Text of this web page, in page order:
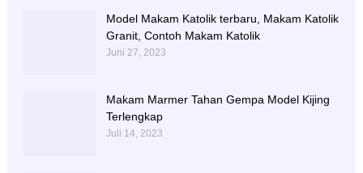
Model Makam Katolik terbaru, Makam Katolik
Granit, Contoh Makam Katolik
Juni 27, 2023
Makam Marmer Tahan Gempa Model Kijing
Terlengkap
Juli 14, 2023